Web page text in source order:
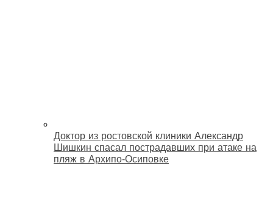
Доктор из ростовской клиники Александр
Шишкин спасал пострадавших при атаке на
пляж в Архипо‑Осиповке